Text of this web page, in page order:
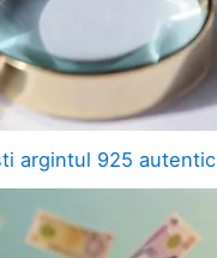
argintul 925 autentic